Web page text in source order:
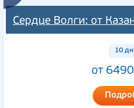
Сердце Волги: от
10
от